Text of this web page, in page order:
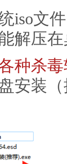
文件
解压
种杀
安装